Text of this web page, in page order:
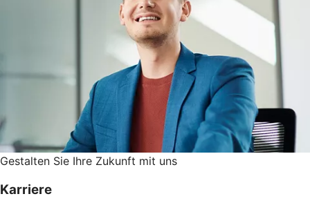
Gestalten Sie ­Ihre Zukunft mit uns
Karriere